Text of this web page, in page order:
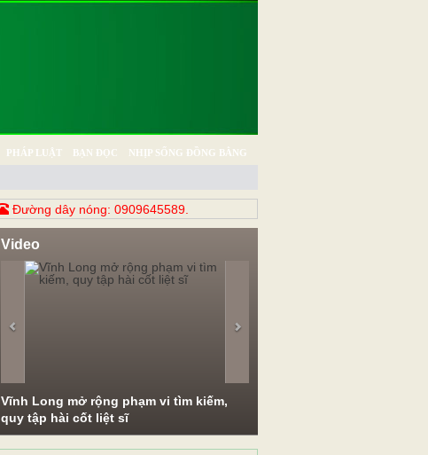
PHÁP LUẬT BẠN ĐỌC NHỊP SỐNG ĐỒNG BẰNG
Đường dây nóng: 0909645589.
Video
Previous
Vĩnh Long mở rộng phạm vi tìm kiếm,
quy tập hài cốt liệt sĩ